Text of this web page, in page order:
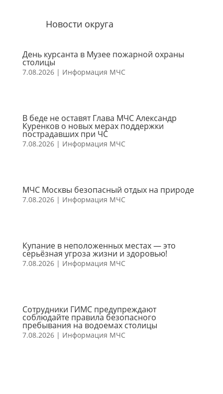
Новости округа
День курсанта в Музее пожарной охраны
столицы
7.08.2026| Информация МЧС
В беде не оставят Глава МЧС Александр
Куренков о новых мерах поддержки
пострадавших при ЧС
7.08.2026| Информация МЧС
МЧС Москвы безопасный отдых на природе
7.08.2026| Информация МЧС
Купание в неположенных местах — это
серьёзная угроза жизни и здоровью!
7.08.2026| Информация МЧС
Сотрудники ГИМС предупреждают
соблюдайте правила безопасного
пребывания на водоемах столицы
7.08.2026| Информация МЧС